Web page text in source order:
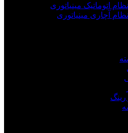
اتوماتیک مینیاتوری
آچاری مینیاتوری
رینگ